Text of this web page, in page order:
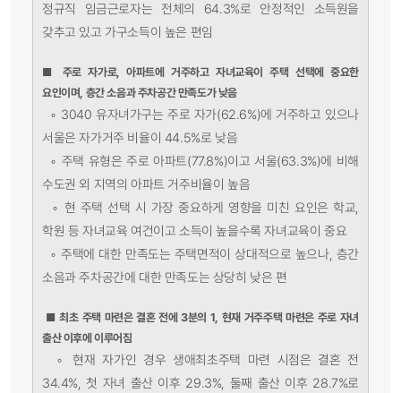
정규직 임금근로자는 전체의 64.3%로 안정적인 소득원을
갖추고 있고 가구소득이 높은 편임
■ 주로 자가로, 아파트에 거주하고 자녀교육이 주택 선택에 중요한
요인이며, 층간 소음과 주차공간 만족도가 낮음
◦ 3040 유자녀가구는 주로 자가(62.6%)에 거주하고 있으나
서울은 자가거주 비율이 44.5%로 낮음
◦ 주택 유형은 주로 아파트(77.8%)이고 서울(63.3%)에 비해
수도권 외 지역의 아파트 거주비율이 높음
◦ 현 주택 선택 시 가장 중요하게 영향을 미친 요인은 학교,
학원 등 자녀교육 여건이고 소득이 높을수록 자녀교육이 중요
◦ 주택에 대한 만족도는 주택면적이 상대적으로 높으나, 층간
소음과 주차공간에 대한 만족도는 상당히 낮은 편
■최초 주택 마련은 결혼 전에 3분의 1, 현재 거주주택 마련은 주로 자녀
출산 이후에 이루어짐
◦ 현재 자가인 경우 생애최초주택 마련 시점은 결혼 전
34.4%, 첫 자녀 출산 이후 29.3%, 둘째 출산 이후 28.7%로